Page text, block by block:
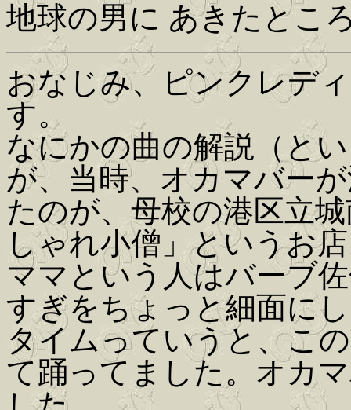
地球の男に あきたとこ
おなじみ、ピンクレデ
す。
なにかの曲の解説（と
が、当時、オカマバー
たのが、母校の港区立
しゃれ小僧」というお
ママという人はバーブ
すぎをちょっと細面に
タイムっていうと、こ
て踊ってました。オカ